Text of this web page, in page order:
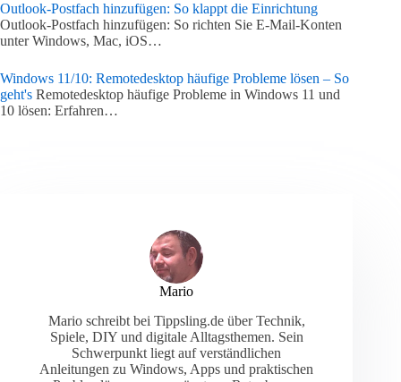
Outlook-Postfach hinzufügen: So klappt die Einrichtung
Outlook-Postfach hinzufügen: So richten Sie E-Mail-Konten
unter Windows, Mac, iOS…
Windows 11/10: Remotedesktop häufige Probleme lösen – So
geht's Remotedesktop häufige Probleme in Windows 11 und
10 lösen: Erfahren…
Mario
Mario schreibt bei Tippsling.de über Technik,
Spiele, DIY und digitale Alltagsthemen. Sein
Schwerpunkt liegt auf verständlichen
Anleitungen zu Windows, Apps und praktischen